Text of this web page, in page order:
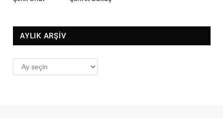
AYLIK ARŞİV
AYLIK
ARŞİV